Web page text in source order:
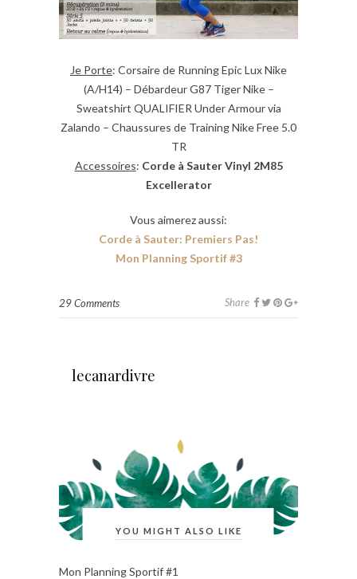
Je Porte: Corsaire de Running Epic Lux Nike
(A/H14) – Débardeur G87 Tiger Nike –
Sweatshirt QUALIFIER Under Armour via
Zalando – Chaussures de Training Nike Free 5.0
TR
Accessoires: Corde à Sauter Vinyl 2M85
Excellerator
Vous aimerez aussi:
Corde à Sauter: Premiers Pas!
Mon Planning Sportif #3
29 Comments Share
lecanardivre
YOU MIGHT ALSO LIKE
Mon Planning Sportif #1